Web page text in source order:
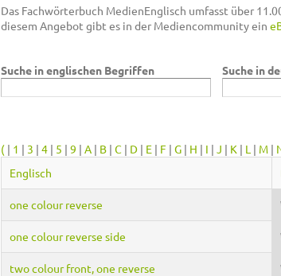
Das Fachwörterbuch MedienEnglisch umfasst über
diesem Angebot gibt es in der Mediencommunity ein
Suche in englischen Begriffen Suche in
( | 1 | 3 | 4 | 5 | 9 | A | B | C | D | E | F | G | H | I | J | K | L | M |
Englisch
one colour reverse
one colour reverse side
two colour front, one reverse